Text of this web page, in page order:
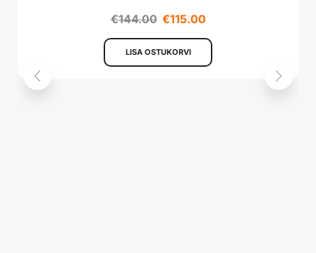
€144.00 €115.00
LISA OSTUKORVI